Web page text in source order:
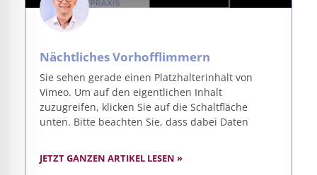
Nächtliches Vorhofflimmern
Sie sehen gerade einen Platzhalterinhalt von
Vimeo. Um auf den eigentlichen Inhalt
zuzugreifen, klicken Sie auf die Schaltfläche
unten. Bitte beachten Sie, dass dabei Daten
JETZT GANZEN ARTIKEL LESEN »